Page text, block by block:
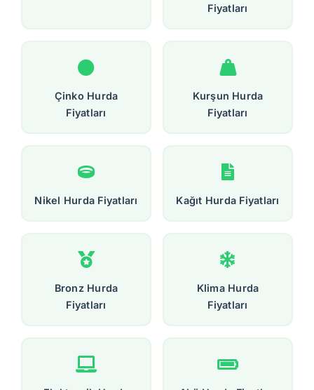
Fiyatları
Çinko Hurda
Fiyatları
Kurşun Hurda
Fiyatları
Nikel Hurda Fiyatları Kağıt Hurda Fiyatları
Bronz Hurda
Fiyatları
Klima Hurda
Fiyatları